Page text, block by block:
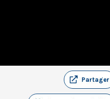
Partager